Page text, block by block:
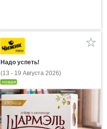
Надо успеть!
(13 - 19 Августа 2026)
новая